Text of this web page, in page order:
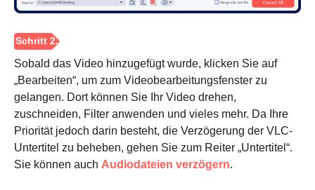
Sobald das Video hinzugefügt wurde, klicken Sie auf
„Bearbeiten“, um zum Videobearbeitungsfenster zu
gelangen. Dort können Sie Ihr Video drehen,
zuschneiden, Filter anwenden und vieles mehr. Da Ihre
Priorität jedoch darin besteht, die Verzögerung der VLC-
Untertitel zu beheben, gehen Sie zum Reiter „Untertitel“.
Sie können auch Audiodateien verzögern.